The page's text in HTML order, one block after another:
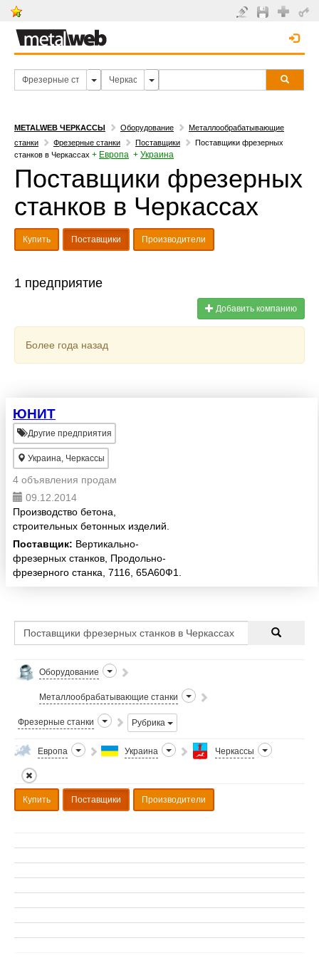
METALWEB ЧЕРКАССЫ Оборудование
Металлообрабатывающие
станки
Фрезерные станки Поставщики
Поставщики фрезерных
станков в Черкассах + Европа + Украина
Поставщики фрезерных
станков в Черкассах
Купить Поставщики Производители
1 предприятие
Добавить компанию
Более года назад
ЮНИТ
Другие предприятия
Украина, Черкассы
4 объявления продам
09.12.2014
Производство бетона,
строительных бетонных изделий.
Поставщик: Вертикально-
фрезерных станков, Продольно-
фрезерного станка, 7116, 65А60Ф1.
Оборудование
Металлообрабатывающие станки
Фрезерные станки Рубрика
Европа Украина Черкассы
Купить Поставщики Производители